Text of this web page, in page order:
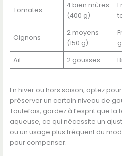
Tomates
4 bien mûres
(400 g)
Oignons
2 moyens
(150 g)
Ail
2 gousses
En hiver ou hors saison, optez
préserver un certain niveau de
Toutefois, gardez à l’esprit que la
aqueuse, ce qui nécessite un
ou un usage plus fréquent du
pour compenser.